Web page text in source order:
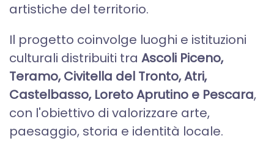
artistiche del territorio.
Il progetto coinvolge luoghi e istituzioni
culturali distribuiti tra Ascoli Piceno,
Teramo, Civitella del Tronto, Atri,
Castelbasso, Loreto Aprutino e Pescara,
con l'obiettivo di valorizzare arte,
paesaggio, storia e identità locale.